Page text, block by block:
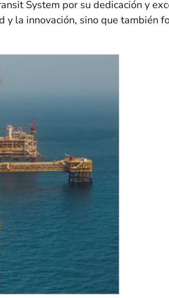
System por su dedicación y
la innovación, sino que también